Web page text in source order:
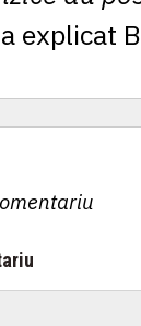
explicat